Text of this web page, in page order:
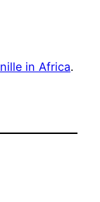
in Africa.